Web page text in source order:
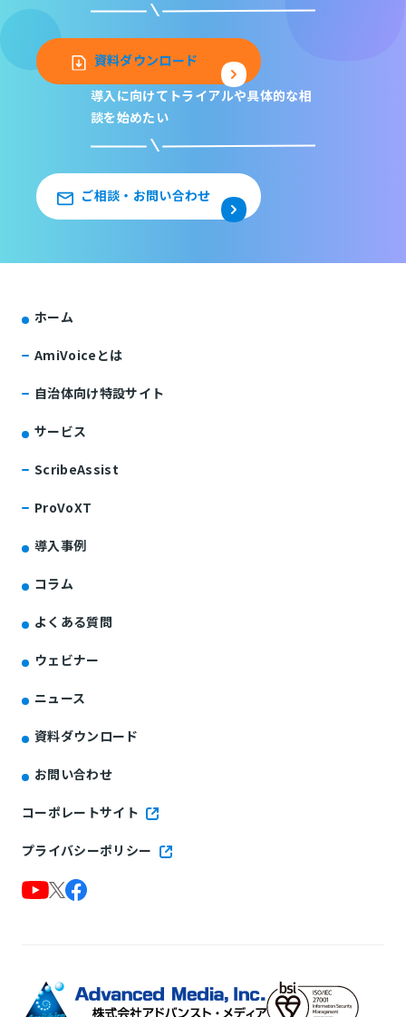
資料ダウンロード
導入に向けてトライアルや具体的な相
談を始めたい
ご相談・お問い合わせ
ホーム
AmiVoiceとは
自治体向け特設サイト
サービス
ScribeAssist
ProVoXT
導入事例
コラム
よくある質問
ウェビナー
ニュース
資料ダウンロード
お問い合わせ
コーポレートサイト
プライバシーポリシー